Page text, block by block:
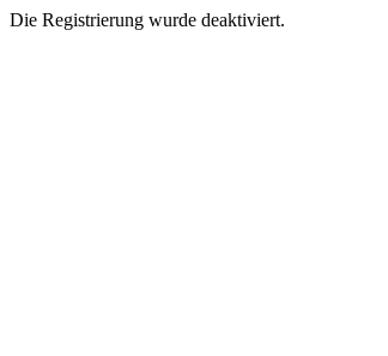
Die Registrierung wurde deaktiviert.